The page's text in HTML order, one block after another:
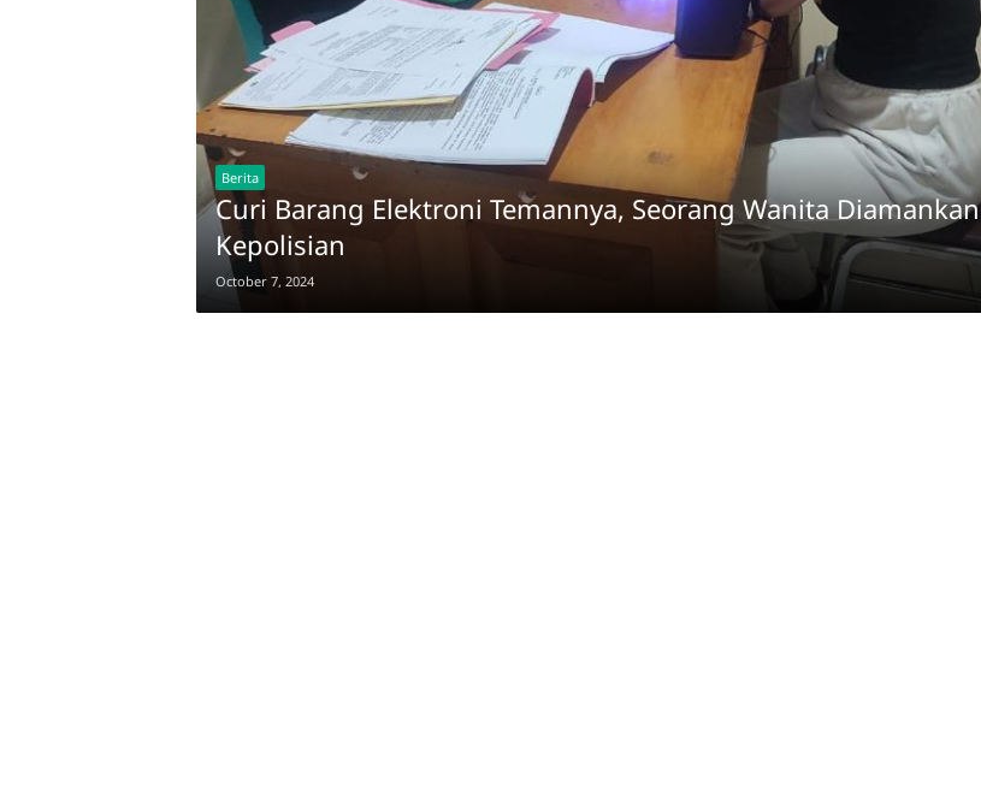
Berita
Curi Barang Elektroni Temannya, Seorang Wanita Diamankan
Kepolisian
October 7, 2024